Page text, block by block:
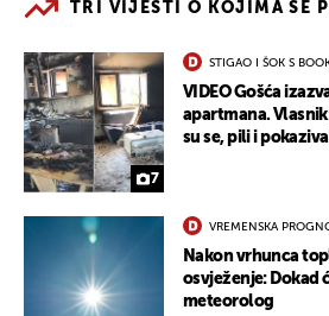
TRI VIJESTI O KOJIMA SE
7
STIGAO I ŠOK S
VIDEO Gošća
apartmana.
su se, pili i
VREMENSKA
Nakon vrhunca
osvježenje: Dokad
meteorolog